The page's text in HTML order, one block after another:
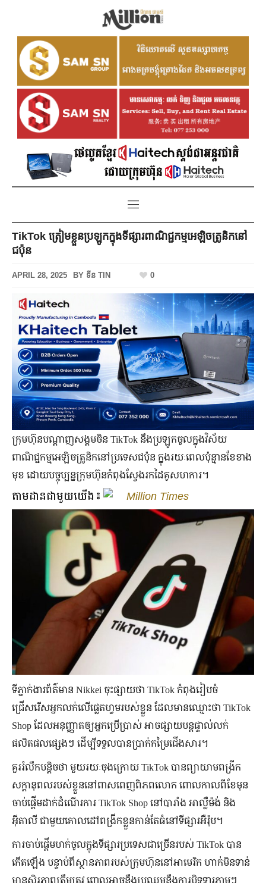
TikTok ត្រៀមខ្លួនប្រឡូកក្នុងទីផ្សារពាណិជ្ជកម្មអេឡិចត្រូនិកនៅ
ជប៉ុន
APRIL 28, 2025 BY ទីន TIN 0
ក្រុមហ៊ុនបណ្ដាញសង្គមចិន TikTok នឹងប្រឡូកចូលក្នុងវិស័យ
ពាណិជ្ជកម្មអេឡិចត្រូនិកនៅប្រទេសជប៉ុន ក្នុងរយៈពេលប៉ុន្មានខែខាង
មុខ ដោយបច្ចុប្បន្នក្រុមហ៊ុនកំពុងស្វែងរកដៃគូសហការ។
តាមដានជាមួយយើង៖ Million Times
ទីភ្នាក់ងារព័ត៌មាន Nikkei ចុះផ្សាយថា TikTok កំពុងរៀបចំ
ជ្រើសរើសអ្នកលក់លើផ្លេតហ្វមរបស់ខ្លួន ដែលមានឈ្មោះថា TikTok
Shop ដែលអនុញ្ញាតឲ្យអ្នកប្រើប្រាស់ អាចផ្សាយបន្តផ្ទាល់លក់
ផលិតផលផ្សេងៗ ដើម្បីទទួលបានប្រាក់កម្រៃជើងសារ។
គួររំលឹកបន្តិចថា មួយរយៈចុងក្រោយ TikTok បានព្យាយាមពង្រីក
សក្ដានុពលរបស់ខ្លួននៅពាសពេញពិភពលោក ពោលកាលពីខែមុន
ចាប់ផ្ដើមដាក់ដំណើរការ TikTok Shop នៅបារាំង អាល្លឺម៉ង់ និង
អ៊ីតាលី ជាមួយគោលដៅពង្រីកខ្លួនកាន់តែធំនៅទីផ្សារអឺរ៉ុប។
ការចាប់ផ្ដើមហក់ចូលក្នុងទីផ្សារប្រទេសជាច្រើនរបស់ TikTok បាន
កើតឡើង បន្ទាប់ពីស្ថានភាពរបស់ក្រុមហ៊ុននៅអាមេរិក ហាក់មិនទាន់
មានស្ថិរភាពត្រឹមត្រូវ ពោលអាចនឹងប្រឈមនឹងការបិទទ្វារភ្លាមៗ